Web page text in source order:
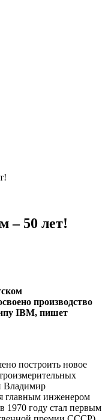
– 50 лет!
производство
IBM, пишет
построить новое
Владимир
главным инженером
1970 году стал первым